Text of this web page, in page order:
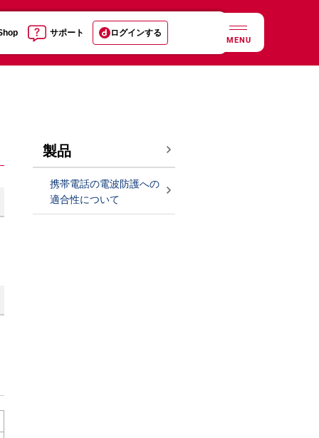
サポート ログインする
MENU
製品
携帯電話の電波防護への
適合性について